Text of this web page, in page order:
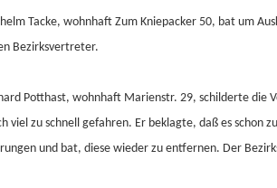
Tacke, wohnhaft Zum Kniepacker 50, bat um
Bezirksvertreter.
Potthast, wohnhaft Marienstr. 29, schilderte die
viel zu schnell gefahren. Er beklagte, daß es schon
und bat, diese wieder zu entfernen. Der